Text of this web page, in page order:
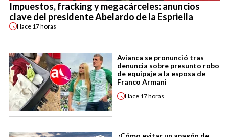
Impuestos, fracking y megacárceles: anuncios
clave del presidente Abelardo de la Espriella
Hace 17 horas
Avianca se pronunció tras
denuncia sobre presunto robo
de equipaje a la esposa de
Franco Armani
Hace 17 horas